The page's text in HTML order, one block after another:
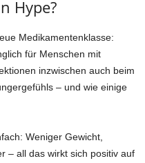
Hype?
Medikamentenklasse:
für Menschen mit
inzwischen auch beim
– und wie einige
Weniger Gewicht,
– all das wirkt sich positiv auf